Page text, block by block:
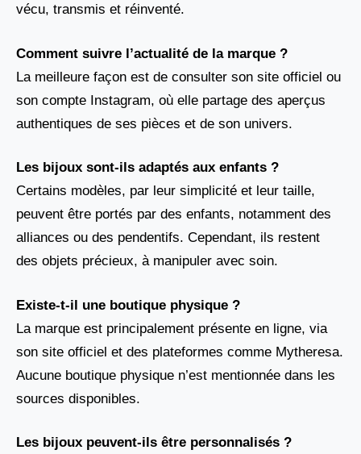
vécu, transmis et réinventé.
Comment suivre l’actualité de la marque ?
La meilleure façon est de consulter son site officiel ou
son compte Instagram, où elle partage des aperçus
authentiques de ses pièces et de son univers.
Les bijoux sont-ils adaptés aux enfants ?
Certains modèles, par leur simplicité et leur taille,
peuvent être portés par des enfants, notamment des
alliances ou des pendentifs. Cependant, ils restent
des objets précieux, à manipuler avec soin.
Existe-t-il une boutique physique ?
La marque est principalement présente en ligne, via
son site officiel et des plateformes comme Mytheresa.
Aucune boutique physique n’est mentionnée dans les
sources disponibles.
Les bijoux peuvent-ils être personnalisés ?